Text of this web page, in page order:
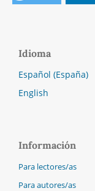
Idioma
Español (España)
English
Información
Para lectores/as
Para autores/as